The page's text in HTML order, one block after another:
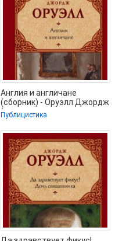
Англия и англичане
(сборник) - Оруэлл Джордж
(читаем полную версию
книг
Публицистика